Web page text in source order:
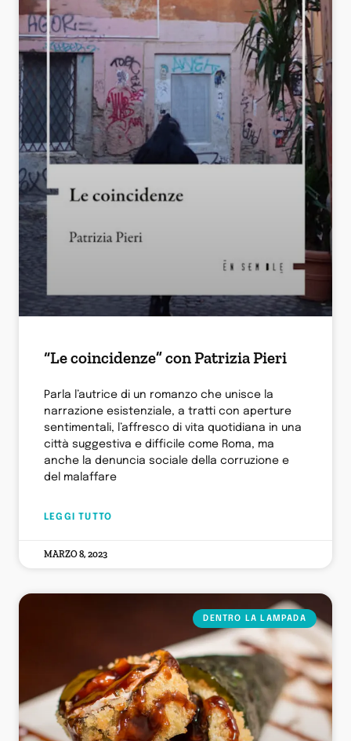
“Le coincidenze” con Patrizia Pieri
Parla l’autrice di un romanzo che unisce la
narrazione esistenziale, a tratti con aperture
sentimentali, l’affresco di vita quotidiana in una
città suggestiva e difficile come Roma, ma
anche la denuncia sociale della corruzione e
del malaffare
LEGGI TUTTO
MARZO 8, 2023
DENTRO LA LAMPADA